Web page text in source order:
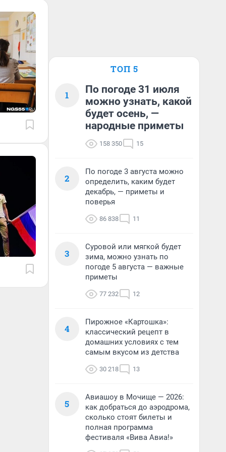
ТОП 5
1
По погоде 31 июля
можно узнать, какой
будет осень, —
народные приметы
158 350 15
2
По погоде 3 августа можно
определить, каким будет
декабрь, — приметы и
поверья
86 838 11
3
Суровой или мягкой будет
зима, можно узнать по
погоде 5 августа — важные
приметы
77 232 12
4
Пирожное «Картошка»:
классический рецепт в
домашних условиях с тем
самым вкусом из детства
30 218 13
5
Авиашоу в Мочище — 2026:
как добраться до аэродрома,
сколько стоят билеты и
полная программа
фестиваля «Вива Авиа!»